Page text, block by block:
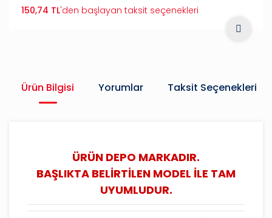
150,74 TL'den başlayan taksit seçenekleri
Ürün Bilgisi Yorumlar Taksit Seçenekleri
ÜRÜN DEPO MARKADIR.
BAŞLIKTA BELİRTİLEN MODEL İLE TAM
UYUMLUDUR.